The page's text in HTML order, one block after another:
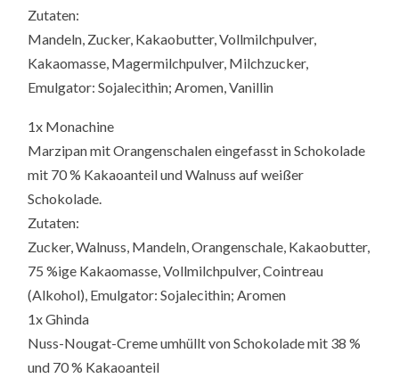
Zutaten:
Mandeln, Zucker, Kakaobutter, Vollmilchpulver,
Kakaomasse, Magermilchpulver, Milchzucker,
Emulgator: Sojalecithin; Aromen, Vanillin
1x Monachine
Marzipan mit Orangenschalen eingefasst in Schokolade
mit 70 % Kakaoanteil und Walnuss auf weißer
Schokolade.
Zutaten:
Zucker, Walnuss, Mandeln, Orangenschale, Kakaobutter,
75 %ige Kakaomasse, Vollmilchpulver, Cointreau
(Alkohol), Emulgator: Sojalecithin; Aromen
1x Ghinda
Nuss-Nougat-Creme umhüllt von Schokolade mit 38 %
und 70 % Kakaoanteil